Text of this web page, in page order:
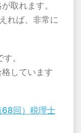
取れます。
れば、非常に
。
しています
回）税理士